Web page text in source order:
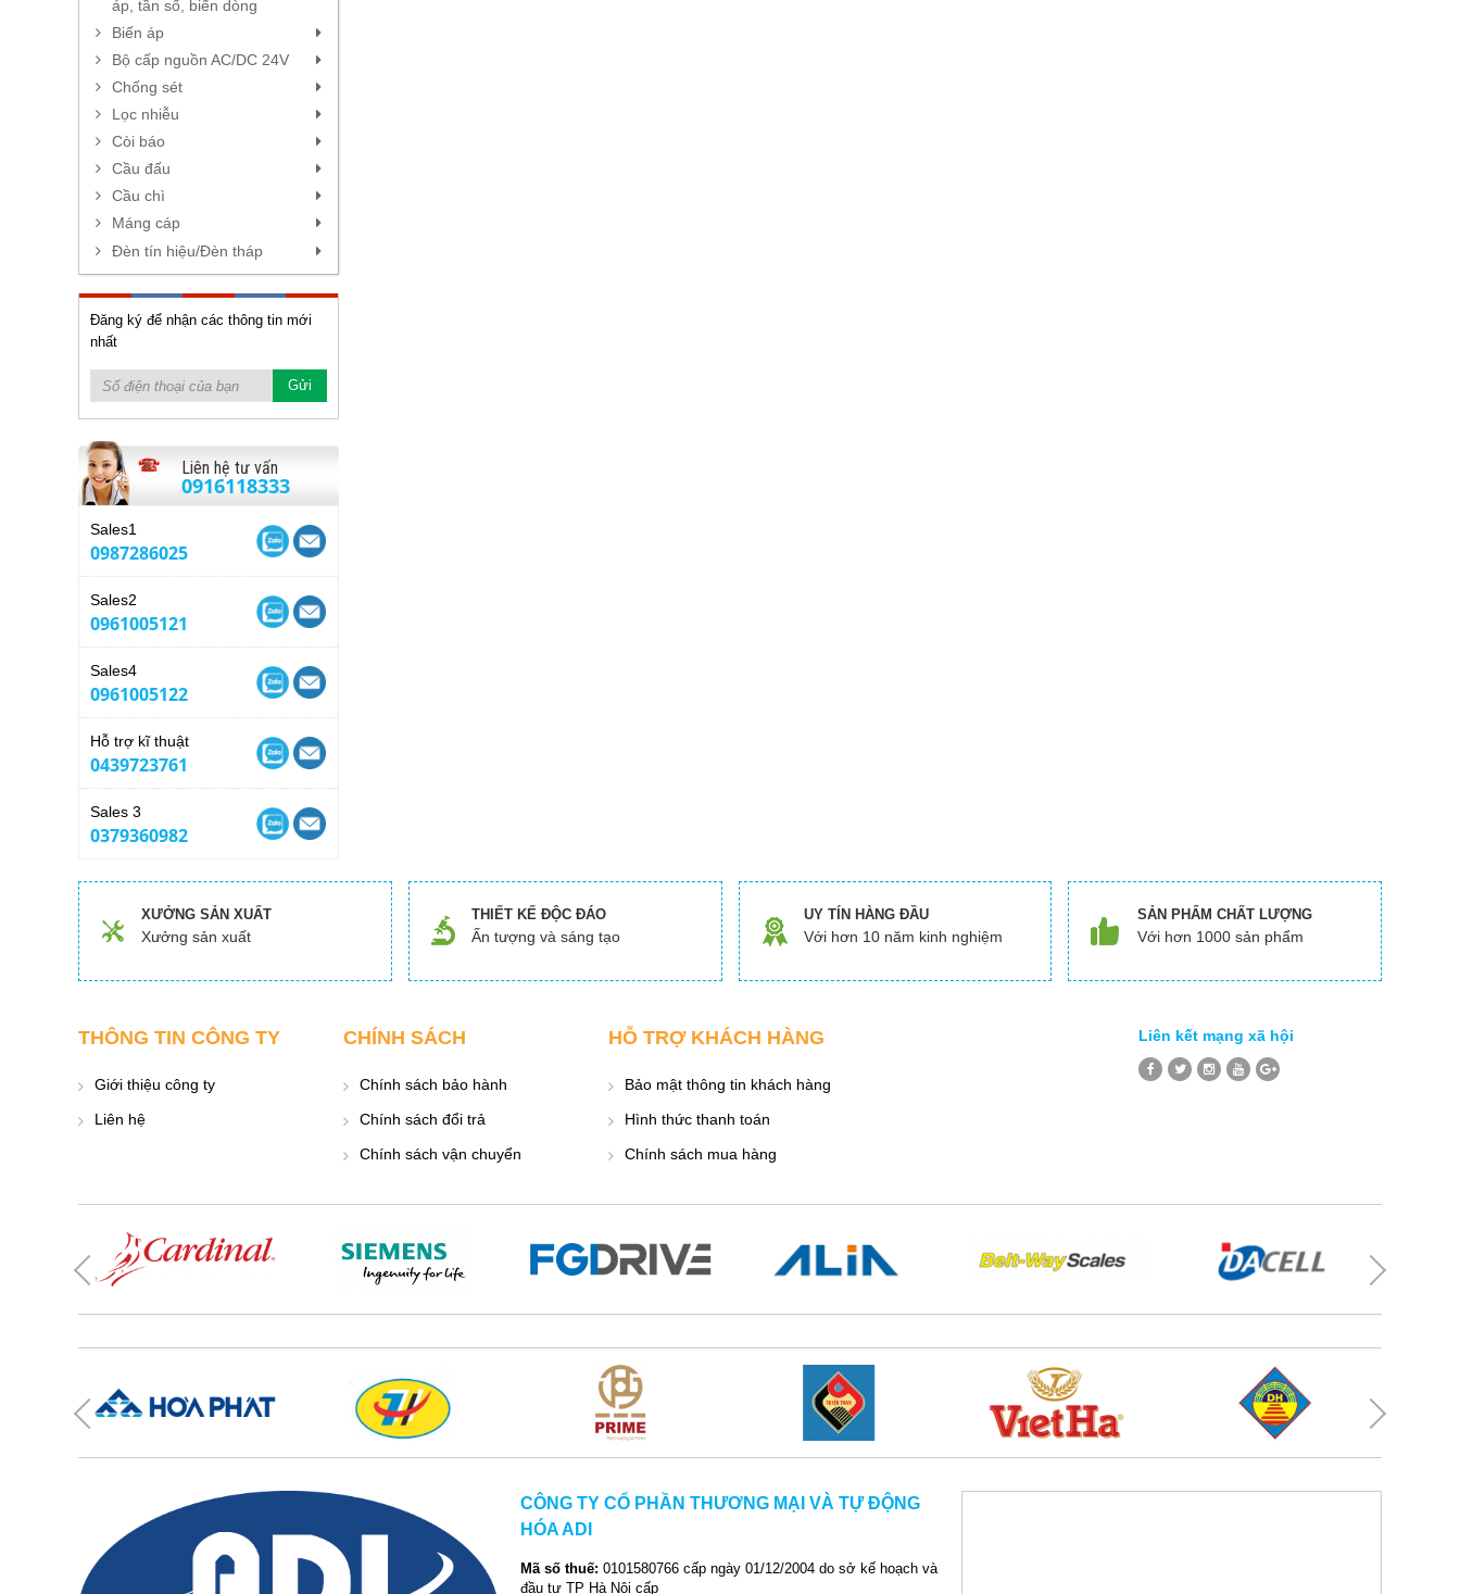
áp, tần số, biến dòng
Biến áp
Bộ cấp nguồn AC/DC 24V
Chống sét
Lọc nhiễu
Còi báo
Cầu đấu
Cầu chì
Máng cáp
Đèn tín hiệu/Đèn tháp
Đăng ký để nhận các thông tin mới
nhất
Liên hệ tư vấn
0916118333
Sales1
0987286025
Sales2
0961005121
Sales4
0961005122
Hỗ trợ kĩ thuật
0439723761
Sales 3
0379360982
XƯỞNG SẢN XUẤT
Xưởng sản xuất
THIẾT KẾ ĐỘC ĐÁO
Ấn tượng và sáng tạo
UY TÍN HÀNG ĐẦU
Với hơn 10 năm kinh nghiệm
SẢN PHẨM CHẤT LƯỢNG
Với hơn 1000 sản phẩm
THÔNG TIN CÔNG TY
Giới thiệu công ty
Liên hệ
CHÍNH SÁCH
Chính sách bảo hành
Chính sách đổi trả
Chính sách vận chuyển
HỖ TRỢ KHÁCH HÀNG
Bảo mật thông tin khách hàng
Hình thức thanh toán
Chính sách mua hàng
Liên kết mạng xã hội
CÔNG TY CỔ PHẦN THƯƠNG MẠI VÀ TỰ ĐỘNG
HÓA ADI
Mã số thuế: 0101580766 cấp ngày 01/12/2004 do sở kế hoạch và
đầu tư TP Hà Nội cấp